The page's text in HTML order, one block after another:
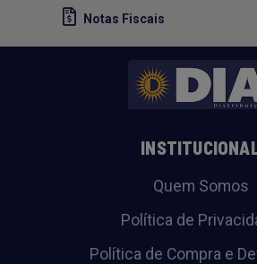
Notas Fiscais
Quem Somos
Política de
Política de Compra e